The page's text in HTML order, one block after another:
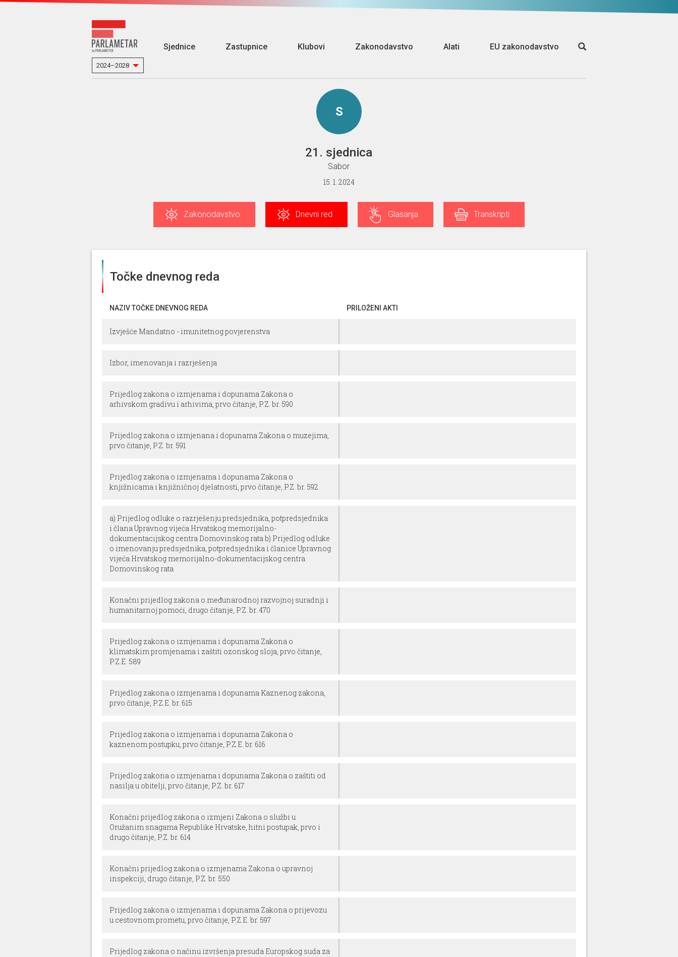
Sjednice Zastupnice Klubovi Zakonodavstvo Alati EU zakonodavstvo
S
21. sjednica
Sabor
15. 1. 2024
Zakonodavstvo Dnevni red Glasanja Transkripti
Točke dnevnog reda
NAZIV TOČKE DNEVNOG REDA PRILOŽENI AKTI
Izvješće Mandatno - imunitetnog povjerenstva
Izbor, imenovanja i razrješenja
Prijedlog zakona o izmjenama i dopunama Zakona o
arhivskom gradivu i arhivima, prvo čitanje, P.Z. br. 590
Prijedlog zakona o izmjenana i dopunama Zakona o muzejima,
prvo čitanje, P.Z. br. 591
Prijedlog zakona o izmjenama i dopunama Zakona o
knjižnicama i knjižničnoj djelatnosti, prvo čitanje, P.Z. br. 592
a) Prijedlog odluke o razrješenju predsjednika, potpredsjednika
i člana Upravnog vijeća Hrvatskog memorijalno-
dokumentacijskog centra Domovinskog rata b) Prijedlog odluke
o imenovanju predsjednika, potpredsjednika i članice Upravnog
vijeća Hrvatskog memorijalno-dokumentacijskog centra
Domovinskog rata
Konačni prijedlog zakona o međunarodnoj razvojnoj suradnji i
humanitarnoj pomoći, drugo čitanje, P.Z. br. 470
Prijedlog zakona o izmjenama i dopunama Zakona o
klimatskim promjenama i zaštiti ozonskog sloja, prvo čitanje,
P.Z.E. 589
Prijedlog zakona o izmjenama i dopunama Kaznenog zakona,
prvo čitanje, P.Z.E. br. 615
Prijedlog zakona o izmjenama i dopunama Zakona o
kaznenom postupku, prvo čitanje, P.Z.E. br. 616
Prijedlog zakona o izmjenama i dopunama Zakona o zaštiti od
nasilja u obitelji, prvo čitanje, P.Z. br. 617
Konačni prijedlog zakona o izmjeni Zakona o službi u
Oružanim snagama Republike Hrvatske, hitni postupak, prvo i
drugo čitanje, P.Z. br. 614
Konačni prijedlog zakona o izmjenama Zakona o upravnoj
inspekciji, drugo čitanje, P.Z. br. 550
Prijedlog zakona o izmjenama i dopunama Zakona o prijevozu
u cestovnom prometu, prvo čitanje, P.Z.E. br. 597
Prijedlog zakona o načinu izvršenja presuda Europskog suda za